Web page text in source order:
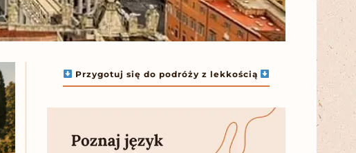
Przygotuj się do podróży z lekkością